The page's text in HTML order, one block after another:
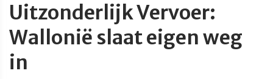
Uitzonderlijk Vervoer:
Wallonië slaat eigen weg
in